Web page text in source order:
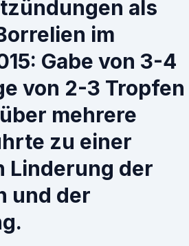
als
im
Gabe von 3-4
von 2-3 Tropfen
mehrere
zu einer
Linderung der
und der